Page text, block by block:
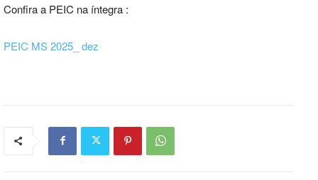
Confira a PEIC na íntegra :
PEIC MS 2025_ dez